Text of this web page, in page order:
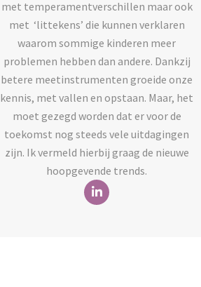
met temperamentverschillen maar ook
met ‘littekens’ die kunnen verklaren
waarom sommige kinderen meer
problemen hebben dan andere. Dankzij
betere meetinstrumenten groeide onze
kennis, met vallen en opstaan. Maar, het
moet gezegd worden dat er voor de
toekomst nog steeds vele uitdagingen
zijn. Ik vermeld hierbij graag de nieuwe
hoopgevende trends.